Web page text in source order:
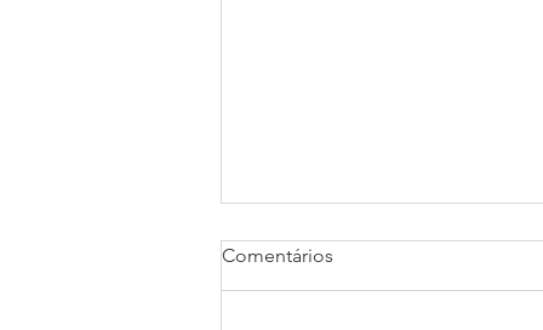
Comentários